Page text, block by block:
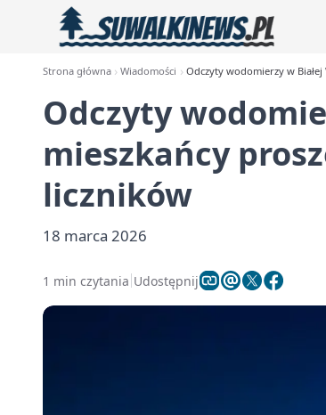
Strona główna Wiadomości Odczyty wodomierzy w
Odczyty
mieszkańcy
liczników
18 marca 2026
1 min czytania Udostępnij